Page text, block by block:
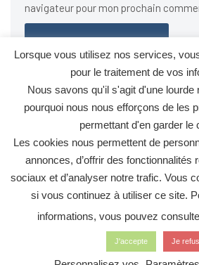
navigateur pour mon prochain
Ce site utilise Akismet pour réduire les
plus sur la façon dont les données de
traitées.
Politique de confidentialité Mentions
Les Acteurs du Développement
Lorsque vous utilisez nos services,
pour le traitement de vos
Nous savons qu'il s'agit d'une lourde
pourquoi nous nous efforçons de les
permettant d'en garder le
Les cookies nous permettent de
annonces, d’offrir des fonctionnalités
sociaux et d’analyser notre trafic. Vous
si vous continuez à utiliser ce site.
informations, vous pouvez
J'accepte Je